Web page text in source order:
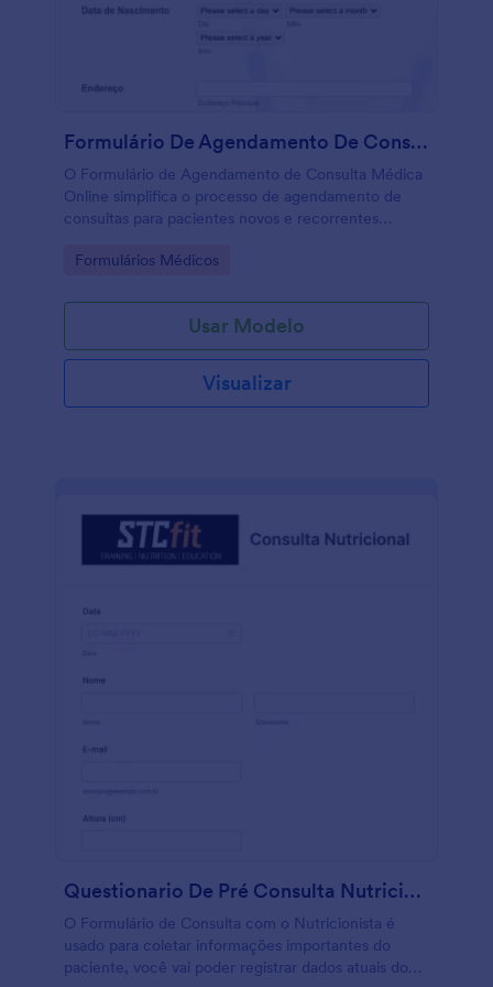
Formulário De Agendamento De Consulta Médica Online
O Formulário de Agendamento de Consulta Médica
Online simplifica o processo de agendamento de
consultas para pacientes novos e recorrentes
a data da consulta, tipo de consulta, nome do
do último atendimento, caso haja. Personalize o
modelo com aplicativos, widgets e temas através do
Criador de Formulários da JotForm. Crie hoje um
Formulário de Consultas em conformidade com a
Go to Category:
Formulários Médicos
Usar Modelo
Visualizar
Questionario De Pré Consulta Nutricional
O Formulário de Consulta com o Nutricionista é
usado para coletar informações importantes do
paciente, você vai poder registrar dados atuais do